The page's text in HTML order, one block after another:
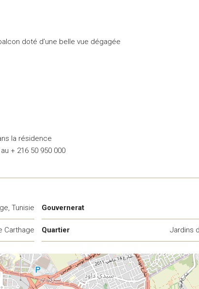
doté d’une belle vue dégagée
la résidence
+ 216 50 950 000
Tunisie
Carthage
Gouvernerat
Quartier Jardins